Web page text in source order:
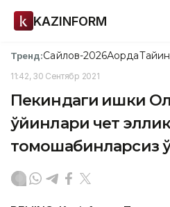
KAZINFORM
Тренд:Сайлов-2026Ақорда
11:42, 30 Сентябр 2021
Пекиндаги Қишки
ўйинлари чет
томошабинларсиз